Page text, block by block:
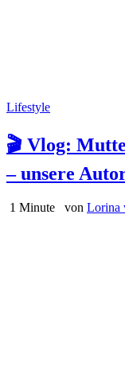
Lifestyle
🎬 Vlog:
– unsere
1 Minute von Lorina